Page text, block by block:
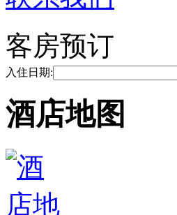
客房预订
入住日期:
酒店地图